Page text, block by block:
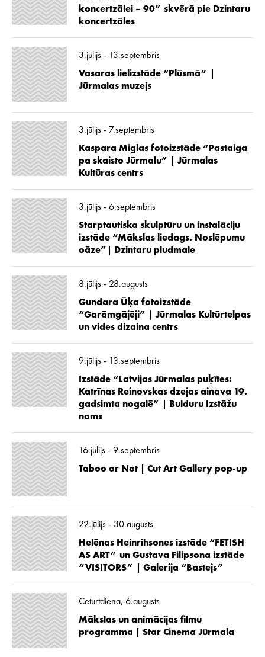
koncertzālei – 90” skvērā pie Dzintaru
koncertzāles
3.jūlijs - 13.septembris
Vasaras lielizstāde “Plūsmā” |
Jūrmalas muzejs
3.jūlijs - 7.septembris
Kaspara Miglas fotoizstāde “Pastaiga
pa skaisto Jūrmalu” | Jūrmalas
Kultūras centrs
3.jūlijs - 6.septembris
Starptautiska skulptūru un instalāciju
izstāde “Mākslas liedags. Noslēpumu
oāze”| Dzintaru pludmale
8.jūlijs - 28.augusts
Gundara Ūķa fotoizstāde
“Garāmgājēji” | Jūrmalas Kultūrtelpas
un vides dizaina centrs
9.jūlijs - 13.septembris
Izstāde “Latvijas Jūrmalas puķītes:
Katrīnas Reinovskas dzejas ainava 19.
gadsimta nogalē” | Bulduru Izstāžu
nams
16.jūlijs - 9.septembris
Taboo or Not | Cut Art Gallery pop-up
22.jūlijs - 30.augusts
Helēnas Heinrihsones izstāde “FETISH
AS ART” un Gustava Filipsona izstāde
“VISITORS” | Galerija “Bastejs”
Ceturtdiena, 6.augusts
Mākslas un animācijas filmu
programma | Star Cinema Jūrmala